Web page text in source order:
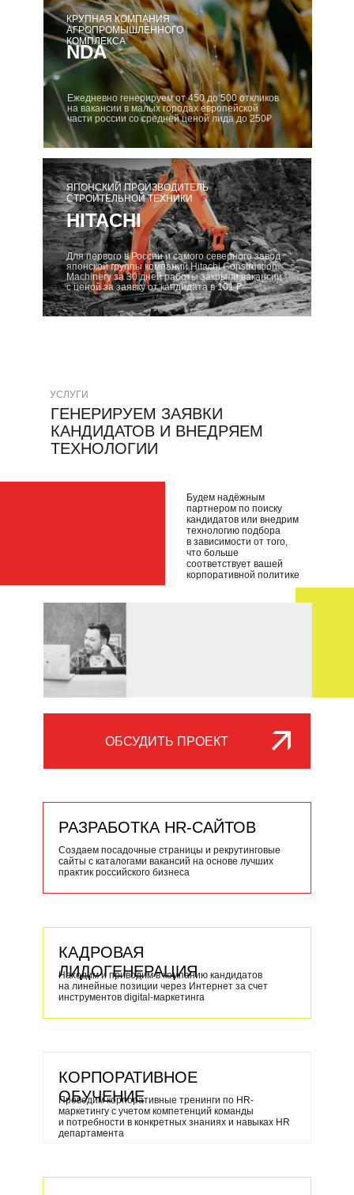
Для первого в России и самого северного завод
японской группы компаний Hitachi Construction
Machinery за 30 дней работы закрыли вакансии
с ценой за заявку от кандидата в 101 ₽
HITACHI
ЯПОНСКИЙ ПРОИЗВОДИТЕЛЬ
СТРОИТЕЛЬНОЙ ТЕХНИКИ
Ежедневно генерируем от 450 до 500 откликов
на вакансии в малых городах европейской
части россии со средней ценой лида до 250₽
NDA
КРУПНАЯ КОМПАНИЯ
АГРОПРОМЫШЛЕННОГО
КОМПЛЕКСА
УСЛУГИ
ГЕНЕРИРУЕМ ЗАЯВКИ
КАНДИДАТОВ И ВНЕДРЯЕМ
ТЕХНОЛОГИИ
Будем надёжным
партнером по поиску
кандидатов или внедрим
технологию подбора
в зависимости от того,
что больше
соответствует вашей
корпоративной политике
ОБСУДИТЬ ПРОЕКТ
РАЗРАБОТКА HR-САЙТОВ
Создаем посадочные страницы и рекрутинговые
сайты с каталогами вакансий на основе лучших
практик российского бизнеса
КАДРОВАЯ
ЛИДОГЕНЕРАЦИЯ
Находим и приводим в компанию кандидатов
на линейные позиции через Интернет за счет
инструментов digital-маркетинга
КОРПОРАТИВНОЕ
ОБУЧЕНИЕ
Проводим корпоративные тренинги по HR-
маркетингу с учетом компетенций команды
и потребности в конкретных знаниях и навыках HR
департамента